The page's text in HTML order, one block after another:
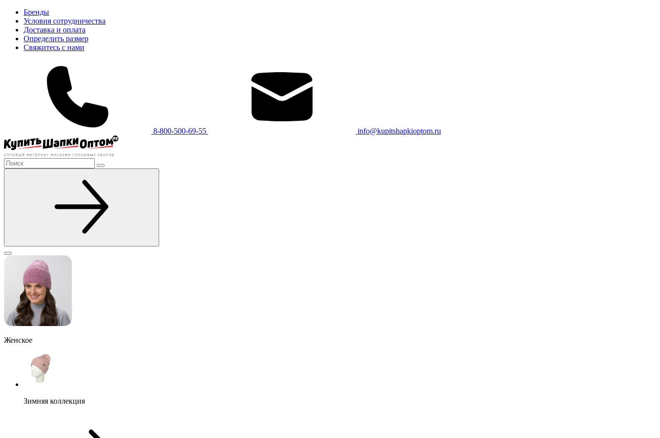
Бренды
Условия сотрудничества
Доставка и оплата
Определить размер
Свяжитесь с нами
8-800-500-69-55 info@kupitshapkioptom.ru
Женское
Зимняя коллекция